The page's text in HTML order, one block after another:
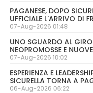
PAGANESE, DOPO
UFFICIALE L'ARRIVO DI
07-Aug-2026 01:48
UNO SGUARDO AL
NEOPROMOSSE E
07-Aug-2026 10:02
ESPERIENZA E
SICURELLA TORNA A
06-Aug-2026 06:22